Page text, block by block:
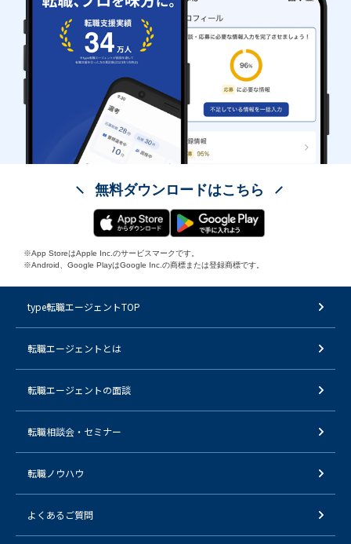
無料ダウンロードはこちら
※App StoreはApple Inc.のサービスマークです。
※Android、Google PlayはGoogle Inc.の商標または登録商標です。
type転職エージェントTOP
転職エージェントとは
転職エージェントの面談
転職相談会・セミナー
転職ノウハウ
よくあるご質問